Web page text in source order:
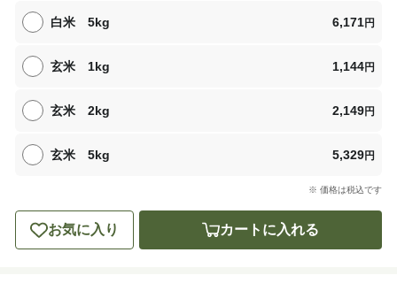
白米 5kg 6,171円
玄米 1kg 1,144円
玄米 2kg 2,149円
玄米 5kg 5,329円
※ 価格は税込です
お気に入り カートに入れる